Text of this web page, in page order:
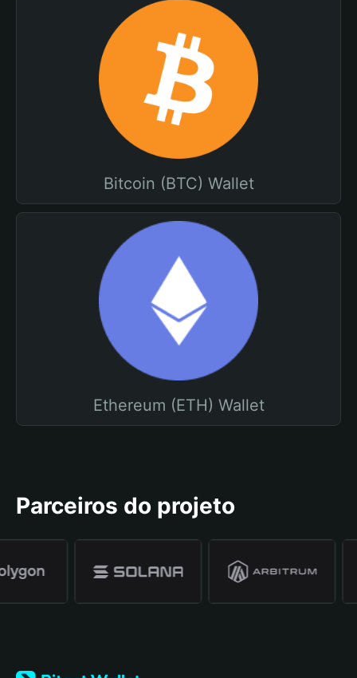
Bitcoin (BTC) Wallet
Ethereum (ETH) Wallet
Parceiros do projeto